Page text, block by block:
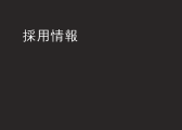
採用情報